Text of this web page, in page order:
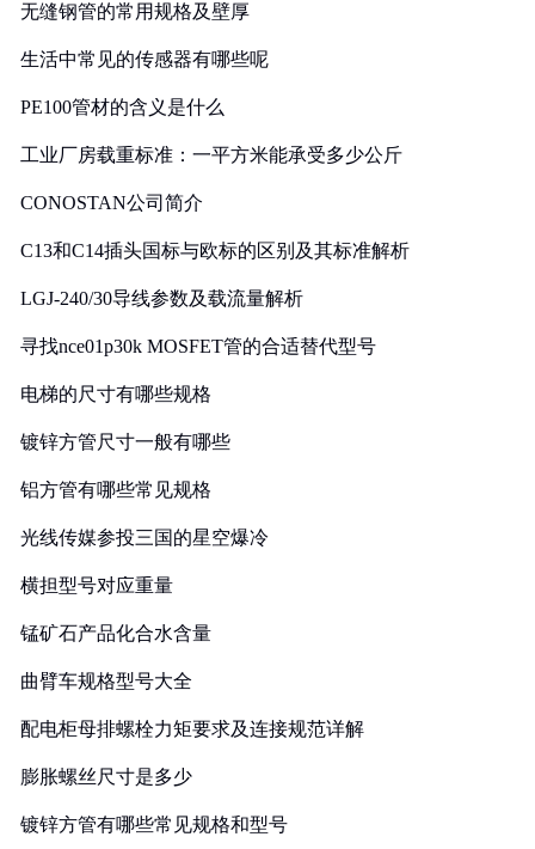
无缝钢管的常用规格及壁厚
生活中常见的传感器有哪些呢
PE100管材的含义是什么
工业厂房载重标准：一平方米能承受多少公斤
CONOSTAN公司简介
C13和C14插头国标与欧标的区别及其标准解析
LGJ-240/30导线参数及载流量解析
寻找nce01p30k MOSFET管的合适替代型号
电梯的尺寸有哪些规格
镀锌方管尺寸一般有哪些
铝方管有哪些常见规格
光线传媒参投三国的星空爆冷
横担型号对应重量
锰矿石产品化合水含量
曲臂车规格型号大全
配电柜母排螺栓力矩要求及连接规范详解
膨胀螺丝尺寸是多少
镀锌方管有哪些常见规格和型号